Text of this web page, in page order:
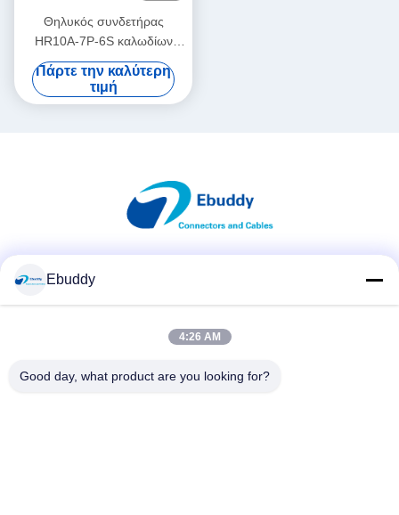
Θηλυκός συνδετήρας
HR10A-7P-6S καλωδίων
παροχής ηλεκτρικού
ρεύματος καμερών
βουλωμάτων CCD 6pin
Πάρτε την καλύτερη
τιμή
Ebuddy
4:26 AM
Good day, what product are you looking for?